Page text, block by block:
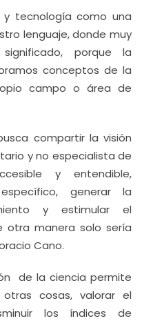
y tecnología como una
lenguaje, donde muy
porque la
conceptos de la
campo o área de
compartir la visión
y no especialista de
y entendible,
generar la
y estimular el
otra manera solo sería
Cano.
de la ciencia permite
cosas, valorar el
los índices de